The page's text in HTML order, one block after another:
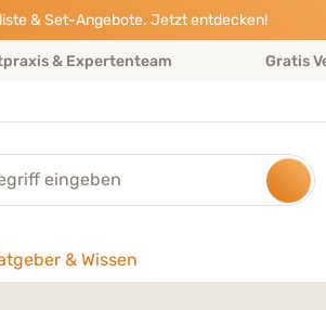
& Set-Angebote. Jetzt entdecken!
& Expertenteam Gratis
& Wissen